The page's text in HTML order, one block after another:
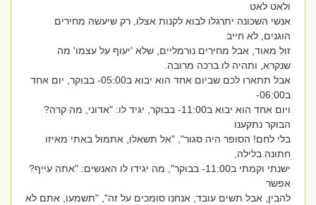
ולאט לאט
אנשי השכונה יתרגלו לבוא לקנות אצלו, רק שיעשה מחירים
הוגנים, לא חייב
זול מאוד, אבל מחירים נורמליים, שלא 'יעוף על עצמו' מה
שנקרא, ותהיה לו ברכה מרובה.
אבל תתארו לכם שביום אחד הוא יבוא ב05:00- בבוקר, יום אחד
ויום אחד הוא יבוא ב11:00- בבוקר, יגיד לו: "אדוני, מה קרה?
הבוקר נתקענו
בלי לחם! הסופר היה סגור", "אל תשאלו, אתמול באתי מאיזו
חתונה בלילה,
ישנתי וקמתי ב11:00- בבוקר", מה יגידו לו האנשים: "אתה עייף?
אפשר
להבין, אבל תשים עובד, אנחנו סומכים על זה", "תשמעו, אתם לא